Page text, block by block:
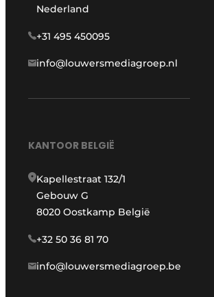
Nederland
+31 495 450095
info@louwersmediagroep.nl
KANTOOR BELGIË
Kapellestraat 132/1
Gebouw G
8020 Oostkamp België
+32 50 36 81 70
info@louwersmediagroep.be